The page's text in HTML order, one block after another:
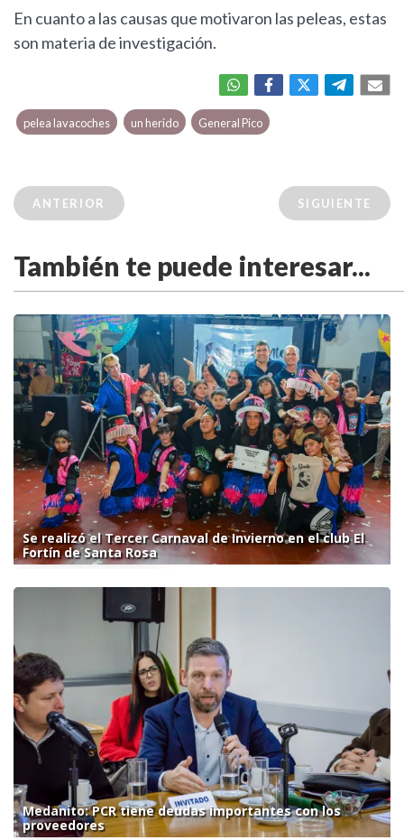
En cuanto a las causas que motivaron las peleas, estas
son materia de investigación.
pelea lavacoches un herido General Pico
ANTERIOR SIGUIENTE
También te puede interesar...
Se realizó el Tercer Carnaval de Invierno en el club El
Fortín de Santa Rosa
Medanito: PCR tiene deudas importantes con los
proveedores